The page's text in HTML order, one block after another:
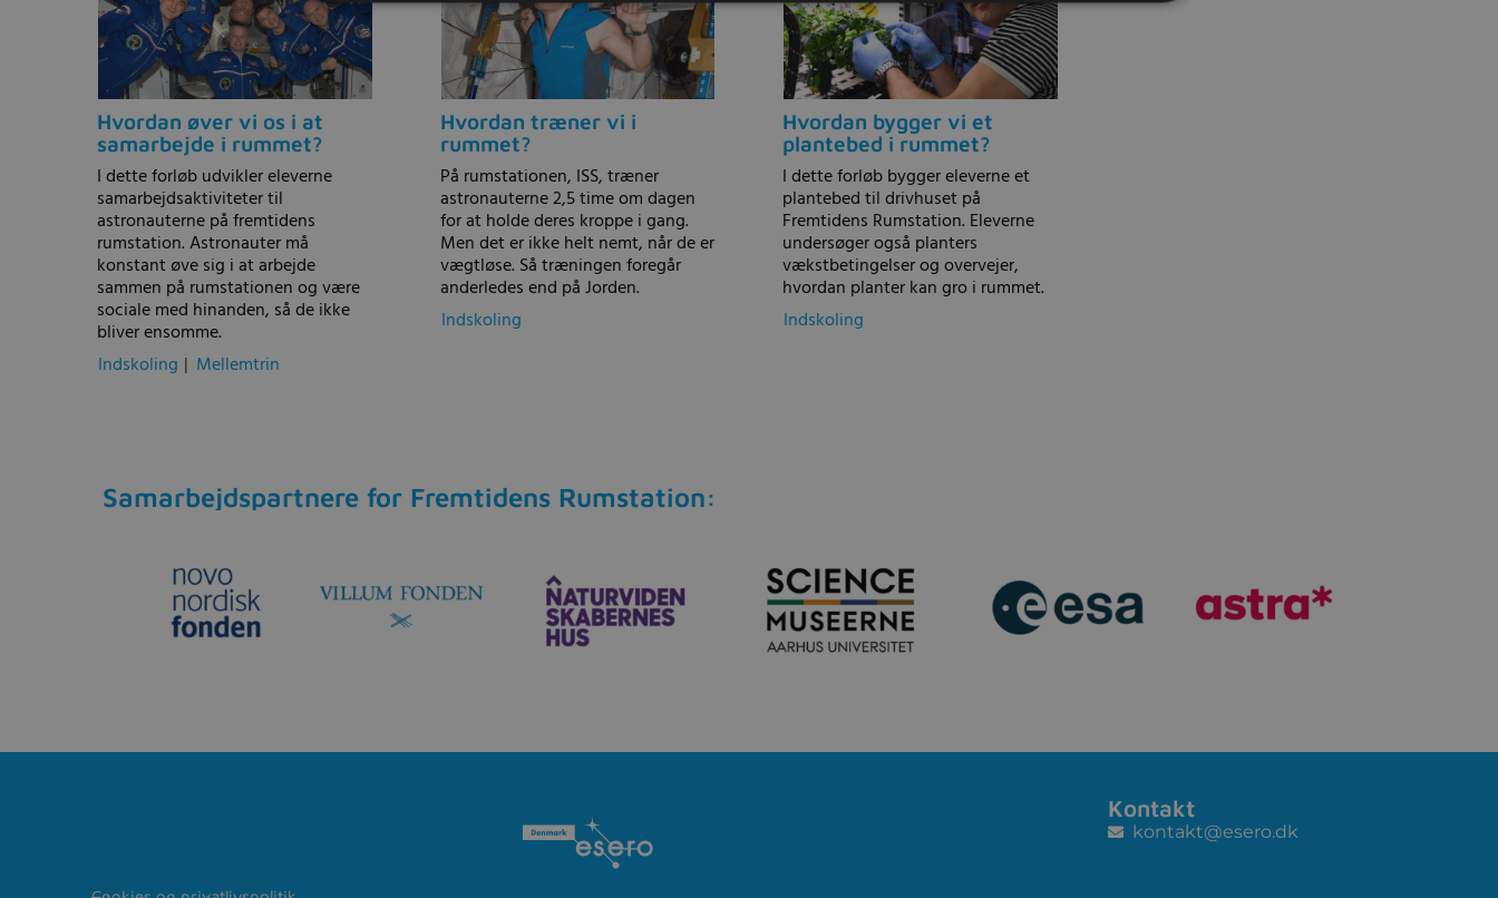
Hvordan øver vi os i at
samarbejde i rummet?
I dette forløb udvikler eleverne
samarbejdsaktiviteter til
astronauterne på fremtidens
rumstation. Astronauter må
konstant øve sig i at arbejde
sammen på rumstationen og være
sociale med hinanden, så de ikke
bliver ensomme.
Indskoling | Mellemtrin
Hvordan træner vi i
rummet?
På rumstationen, ISS, træner
astronauterne 2,5 time om dagen
for at holde deres kroppe i gang.
Men det er ikke helt nemt, når de er
vægtløse. Så træningen foregår
anderledes end på Jorden.
Indskoling
Hvordan bygger vi et
plantebed i rummet?
I dette forløb bygger eleverne et
plantebed til drivhuset på
Fremtidens Rumstation. Eleverne
undersøger også planters
vækstbetingelser og overvejer,
hvordan planter kan gro i rummet.
Indskoling
Samarbejdspartnere for Fremtidens Rumstation:
Kontakt
kontakt@esero.dk